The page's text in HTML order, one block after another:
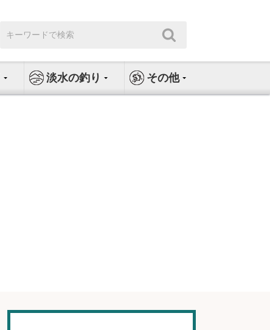
索:
淡水の釣り その他